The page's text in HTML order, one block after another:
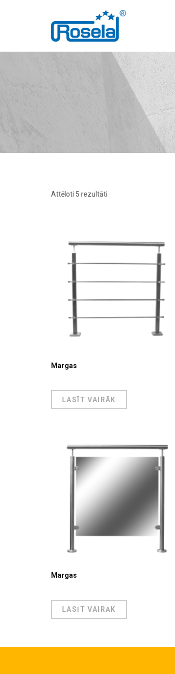
Attēloti 5 rezultāti
Margas
LASĪT VAIRĀK
Margas
LASĪT VAIRĀK